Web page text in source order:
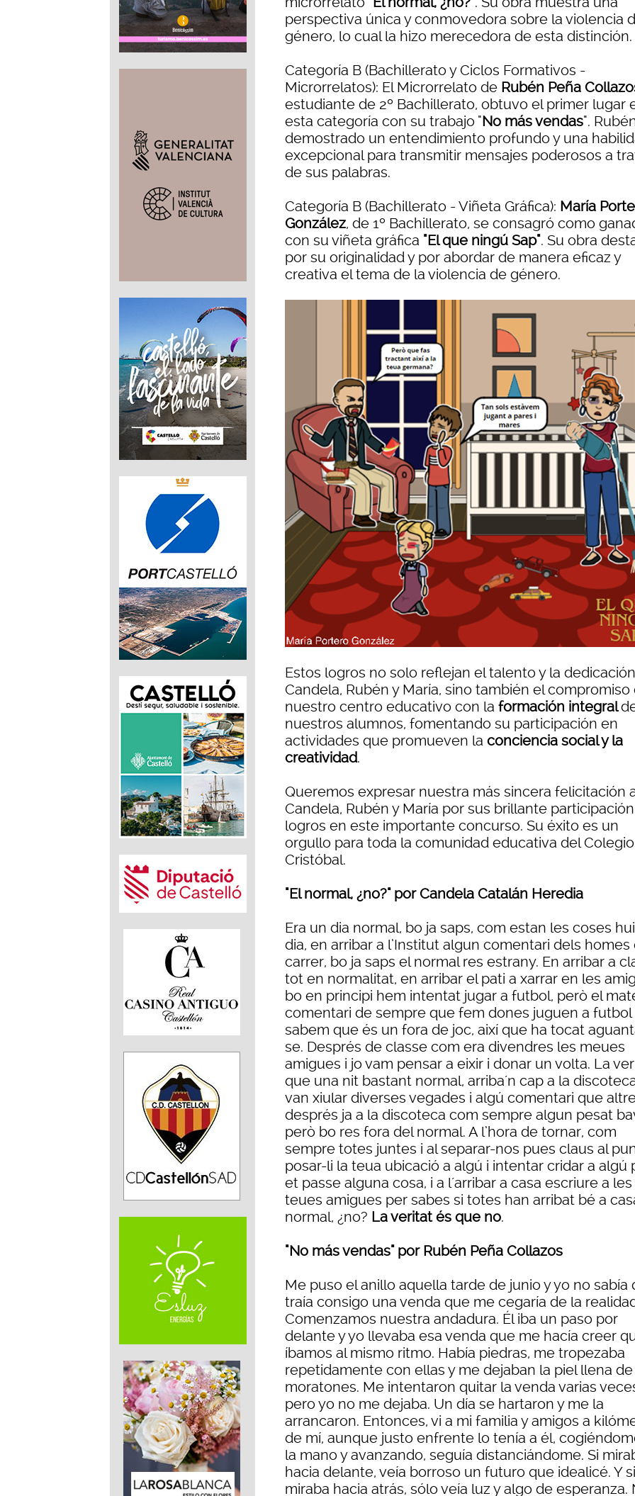
perspectiva única y conmovedora sobre la violencia
género, lo cual la hizo merecedora de esta distinción.
Categoría B (Bachillerato y Ciclos Formativos -
Microrrelatos): El Microrrelato de Rubén Peña
estudiante de 2º Bachillerato, obtuvo el primer lugar
esta categoría con su trabajo "No más vendas".
demostrado un entendimiento profundo y una
excepcional para transmitir mensajes poderosos a
de sus palabras.
Categoría B (Bachillerato - Viñeta Gráfica): María
González, de 1º Bachillerato, se consagró como
con su viñeta gráfica "El que ningú Sap". Su obra
por su originalidad y por abordar de manera eficaz y
creativa el tema de la violencia de género.
Estos logros no solo reflejan el talento y la
Candela, Rubén y María, sino también el compromiso
nuestro centro educativo con la formación integral
nuestros alumnos, fomentando su participación en
actividades que promueven la conciencia social y la
creatividad.
Queremos expresar nuestra más sincera felicitación
Candela, Rubén y María por sus brillante
logros en este importante concurso. Su éxito es un
orgullo para toda la comunidad educativa del
Cristóbal.
"El normal, ¿no?" por Candela Catalán Heredia
Era un dia normal, bo ja saps, com estan les coses
dia, en arribar a l’Institut algun comentari dels homes
carrer, bo ja saps el normal res estrany. En arribar a
tot en normalitat, en arribar el pati a xarrar en les
bo en principi hem intentat jugar a futbol, però el
comentari de sempre que fem dones juguen a futbol
sabem que és un fora de joc, així que ha tocat
se. Després de classe com era divendres les meues
amigues i jo vam pensar a eixir i donar un volta. La
que una nit bastant normal, arriba´n cap a la
van xiular diverses vegades i algú comentari que
després ja a la discoteca com sempre algun pesat
però bo res fora del normal. A l’hora de tornar, com
sempre totes juntes i al separar-nos pues claus al
posar-li la teua ubicació a algú i intentar cridar a algú
et passe alguna cosa, i a l´arribar a casa escriure a les
teues amigues per sabes si totes han arribat bé a
normal, ¿no? La veritat és que no.
"No más vendas" por Rubén Peña Collazos
Me puso el anillo aquella tarde de junio y yo no sabía
traía consigo una venda que me cegaría de la
Comenzamos nuestra andadura. Él iba un paso por
delante y yo llevaba esa venda que me hacía creer
íbamos al mismo ritmo. Había piedras, me tropezaba
repetidamente con ellas y me dejaban la piel llena de
moratones. Me intentaron quitar la venda varias
pero yo no me dejaba. Un día se hartaron y me la
arrancaron. Entonces, vi a mi familia y amigos a
de mí, aunque justo enfrente lo tenía a él,
la mano y avanzando, seguía distanciándome. Si
hacia delante, veía borroso un futuro que idealicé. Y si
miraba hacia atrás, sólo veía luz y algo de esperanza.